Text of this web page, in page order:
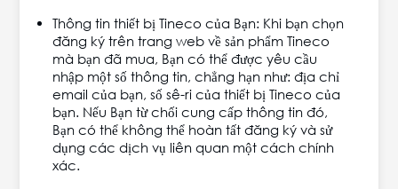
Thông tin thiết bị Tineco của Bạn: Khi bạn chọn
đăng ký trên trang web về sản phẩm Tineco
mà bạn đã mua, Bạn có thể được yêu cầu
nhập một số thông tin, chẳng hạn như: địa chỉ
email của bạn, số sê-ri của thiết bị Tineco của
bạn. Nếu Bạn từ chối cung cấp thông tin đó,
Bạn có thể không thể hoàn tất đăng ký và sử
dụng các dịch vụ liên quan một cách chính
xác.